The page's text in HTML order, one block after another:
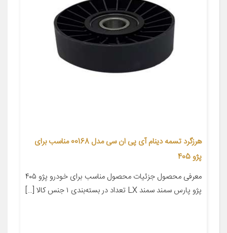
هرزگرد تسمه دینام آی پی ان سی مدل 00168 مناسب برای
پژو 405
معرفی محصول جزئیات محصول مناسب برای خودرو پژو ۴۰۵
پژو پارس سمند سمند LX تعداد در بسته‌بندی ۱ جنس کالا […]